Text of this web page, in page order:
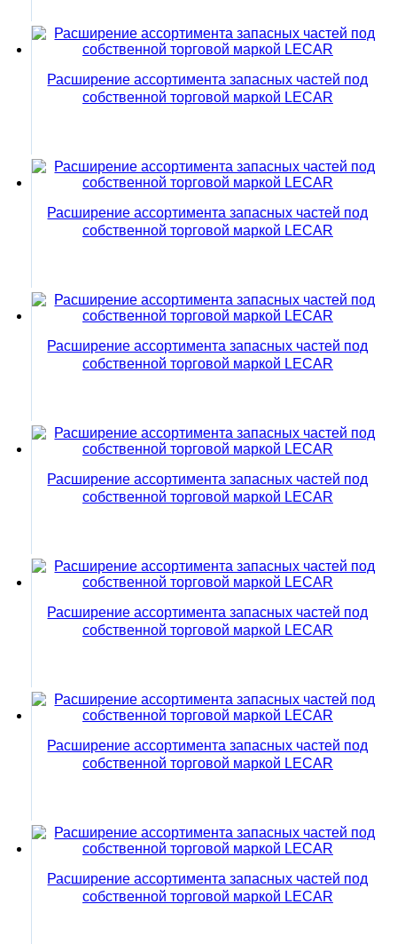
Расширение ассортимента запасных частей под
собственной торговой маркой LECAR
Расширение ассортимента запасных частей под
собственной торговой маркой LECAR
Расширение ассортимента запасных частей под
собственной торговой маркой LECAR
Расширение ассортимента запасных частей под
собственной торговой маркой LECAR
Расширение ассортимента запасных частей под
собственной торговой маркой LECAR
Расширение ассортимента запасных частей под
собственной торговой маркой LECAR
Расширение ассортимента запасных частей под
собственной торговой маркой LECAR